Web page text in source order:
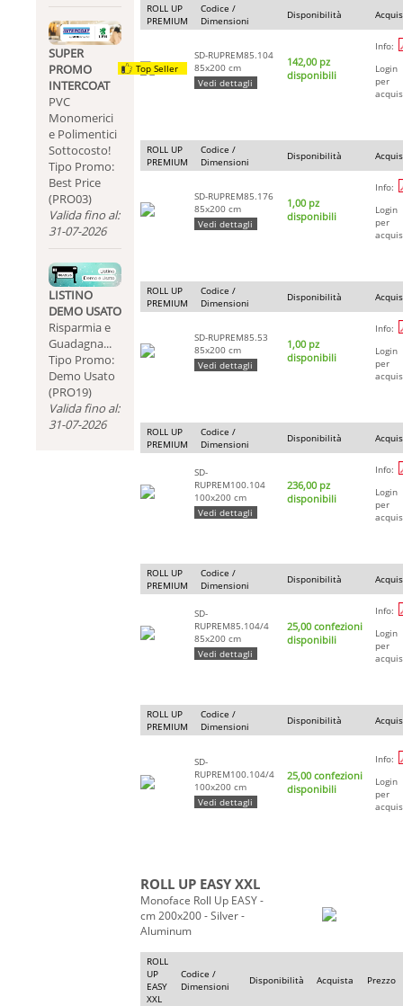
SUPER
PROMO
INTERCOAT
PVC
Monomerici
e Polimentici
Sottocosto!
Tipo Promo:
Best Price
(PRO03)
Valida fino al:
31-07-2026
LISTINO
DEMO USATO
Risparmia e
Guadagna...
Tipo Promo:
Demo Usato
(PRO19)
Valida fino al:
31-07-2026
ROLL UP
PREMIUM
Codice /
Dimensioni
Disponibilità
Top Seller
SD-RUPREM85.104
85x200 cm
Vedi dettagli
142,00 pz
disponibili
Info:
Login
per
ROLL UP
PREMIUM
Codice /
Dimensioni
Disponibilità
SD-RUPREM85.176
85x200 cm
Vedi dettagli
1,00 pz
disponibili
Info:
Login
per
ROLL UP
PREMIUM
Codice /
Dimensioni
Disponibilità
SD-RUPREM85.53
85x200 cm
Vedi dettagli
1,00 pz
disponibili
Info:
Login
per
ROLL UP
PREMIUM
Codice /
Dimensioni
Disponibilità
SD-
RUPREM100.104
100x200 cm
Vedi dettagli
236,00 pz
disponibili
Info:
Login
per
ROLL UP
PREMIUM
Codice /
Dimensioni
Disponibilità
SD-
RUPREM85.104/4
85x200 cm
Vedi dettagli
25,00 confezioni
disponibili
Info:
Login
per
ROLL UP
PREMIUM
Codice /
Dimensioni
Disponibilità
SD-
RUPREM100.104/4
100x200 cm
Vedi dettagli
25,00 confezioni
disponibili
Info:
Login
per
ROLL UP EASY XXL
Monoface Roll Up EASY -
cm 200x200 - Silver -
Aluminum
ROLL
UP
EASY
XXL
Codice /
Dimensioni
Disponibilità Acquista Prezzo